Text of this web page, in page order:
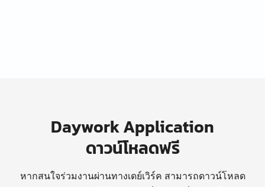
Daywork Application
ดาวน์โหลดฟรี
หากสนใจร่วมงานผ่านทางเดย์เวิร์ค สามารถดาวน์โหลด